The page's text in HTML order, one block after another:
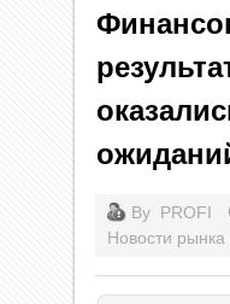
By PROFI
Новости рынка